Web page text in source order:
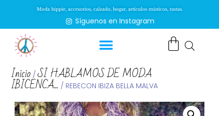
Moda hippie, accesorios, calzado, hogar, artículos místicos, rastas.
Síguenos en Instagram
Inicio /SI HABLAMOS DE MODA
IBICENCA... / REBECON IBIZA BELLA MALVA